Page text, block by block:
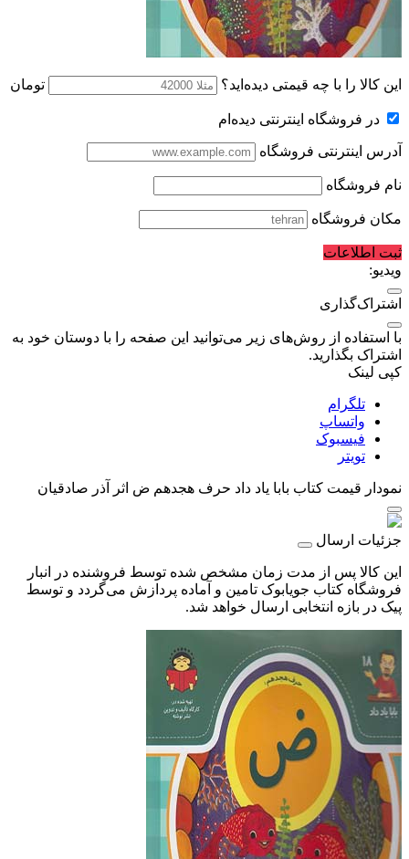
این کالا را با چه قیمتی دیده‌اید؟ تومان
در فروشگاه اینترنتی دیده‌ام
آدرس اینترنتی فروشگاه
نام فروشگاه
مکان فروشگاه
ثبت اطلاعات
ویدیو:
اشتراک‌گذاری
با استفاده از روش‌های زیر می‌توانید این صفحه را با دوستان خود به
اشتراک بگذارید.
کپی لینک
تلگرام
واتساپ
فیسبوک
تویتر
نمودار قیمت کتاب بابا یاد داد حرف هجدهم ض اثر آذر صادقیان
جزئیات ارسال
این کالا پس از مدت زمان مشخص شده توسط فروشنده در انبار
فروشگاه کتاب جویابوک تامین و آماده پردازش می‌گردد و توسط
پیک در بازه انتخابی ارسال خواهد شد.